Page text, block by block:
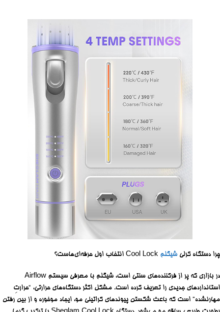
چرا دستگاه کرلی شیگلم
در بازاری که پر از فرکننده‌های سنتی است، شیگلم با معرفی سیستم Airflow
استانداردهای جدیدی را تعریف کرده است. مشکل اکثر دستگاه‌های حرارتی، “حرارتِ
مهارنشده” است که باعث شکستن پیوندهای کراتینی مو، ایجاد موخوره و از بین رفتن